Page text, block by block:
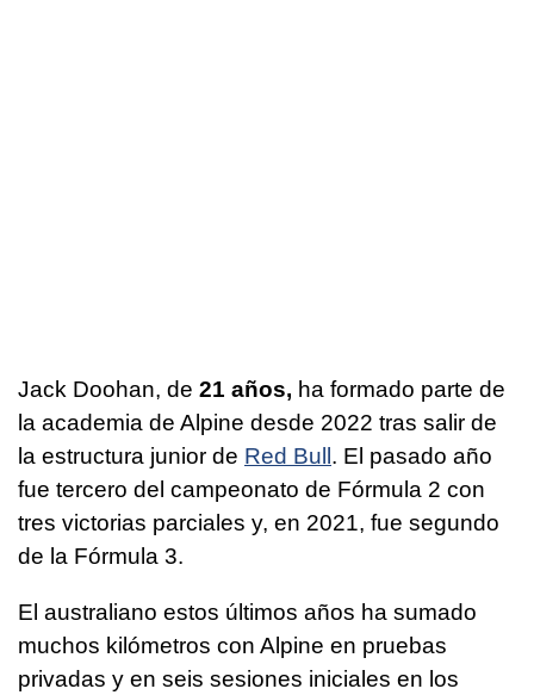
Jack Doohan, de 21 años, ha formado parte de
la academia de Alpine desde 2022 tras salir de
la estructura junior de Red Bull. El pasado año
fue tercero del campeonato de Fórmula 2 con
tres victorias parciales y, en 2021, fue segundo
de la Fórmula 3.
El australiano estos últimos años ha sumado
muchos kilómetros con Alpine en pruebas
privadas y en seis sesiones iniciales en los